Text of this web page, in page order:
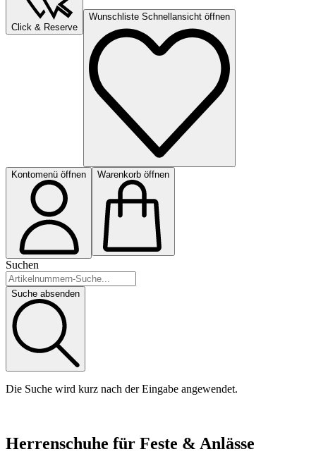
Click & Reserve
Wunschliste Schnellansicht öffnen
Kontomenü öffnen Warenkorb öffnen
Suchen
Suche absenden
Die Suche wird kurz nach der Eingabe angewendet.
Herrenschuhe für Feste & Anlässe